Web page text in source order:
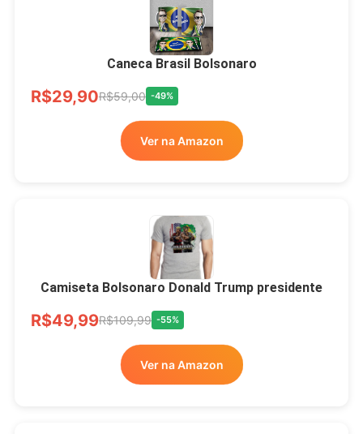
Xícara Bolsonaro
Brasão Deus Acima De
Todos
R$33,00
Ver no MERCADO
LIVRE
Caneca Brasil Bolsonaro
R$29,90R$59,00 -49%
Ver na Amazon
Camiseta Bolsonaro Donald Trump presidente
R$49,99R$109,99 -55%
Ver na Amazon